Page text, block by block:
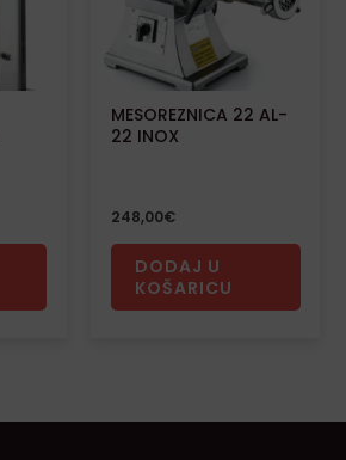
MESOREZNICA 22 AL-
22 INOX
248,00€
DODAJ U
KOŠARICU